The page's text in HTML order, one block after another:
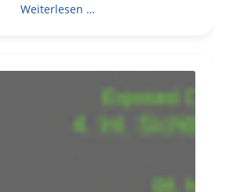
Weiterlesen …